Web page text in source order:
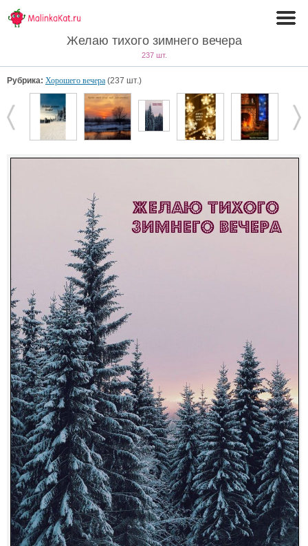
Желаю тихого зимнего вечера
237 шт.
Рубрика: Хорошего вечера (237 шт.)